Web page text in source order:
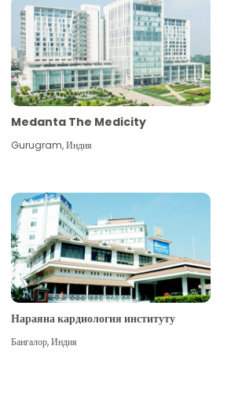
Medanta The Medicity
Gurugram,Индия
Нараяна кардиология институту
Бангалор,Индия